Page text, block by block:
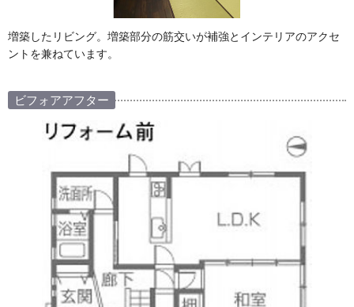
増築したリビング。増築部分の筋交いが補強とインテリアのアクセ
ントを兼ねています。
ビフォアアフター